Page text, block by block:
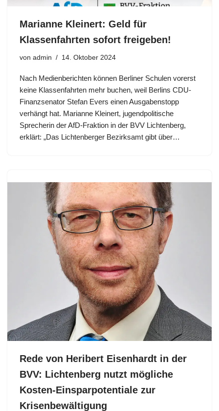
Marianne Kleinert: Geld für
Klassenfahrten sofort freigeben!
von admin 14. Oktober 2024
Nach Medienberichten können Berliner Schulen vorerst
keine Klassenfahrten mehr buchen, weil Berlins CDU-
Finanzsenator Stefan Evers einen Ausgabenstopp
verhängt hat. Marianne Kleinert, jugendpolitische
Sprecherin der AfD-Fraktion in der BVV Lichtenberg,
erklärt: „Das Lichtenberger Bezirksamt gibt über…
Rede von Heribert Eisenhardt in der
BVV: Lichtenberg nutzt mögliche
Kosten-Einsparpotentiale zur
Krisenbewältigung